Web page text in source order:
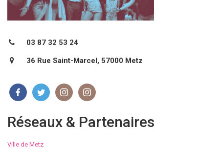
03 87 32 53 24
36 Rue Saint-Marcel, 57000 Metz
Réseaux & Partenaires
Ville de Metz